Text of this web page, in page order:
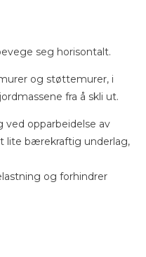
seg horisontalt.
og støttemurer, i
fra å skli ut.
opparbeidelse av
lite bærekraftig underlag,
og forhindrer